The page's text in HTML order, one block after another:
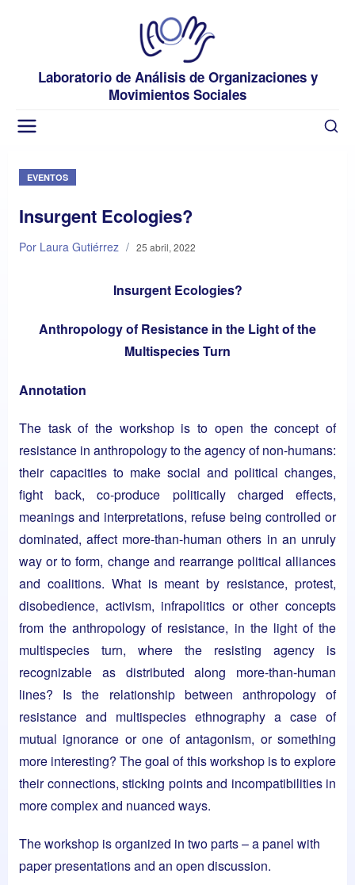
Laboratorio de Análisis de Organizaciones y
Movimientos Sociales
EVENTOS
Insurgent Ecologies?
Por Laura Gutiérrez / 25 abril, 2022
Insurgent Ecologies?
Anthropology of Resistance in the Light of the
Multispecies Turn
Annotation
The task of the workshop is to open the concept of
resistance in anthropology to the agency of non-humans:
their capacities to make social and political changes,
fight back, co-produce politically charged effects,
meanings and interpretations, refuse being controlled or
dominated, affect more-than-human others in an unruly
way or to form, change and rearrange political alliances
and coalitions. What is meant by resistance, protest,
disobedience, activism, infrapolitics or other concepts
from the anthropology of resistance, in the light of the
multispecies turn, where the resisting agency is
recognizable as distributed along more-than-human
lines? Is the relationship between anthropology of
resistance and multispecies ethnography a case of
mutual ignorance or one of antagonism, or something
more interesting? The goal of this workshop is to explore
their connections, sticking points and incompatibilities in
more complex and nuanced ways.
The workshop is organized in two parts – a panel with
paper presentations and an open discussion.